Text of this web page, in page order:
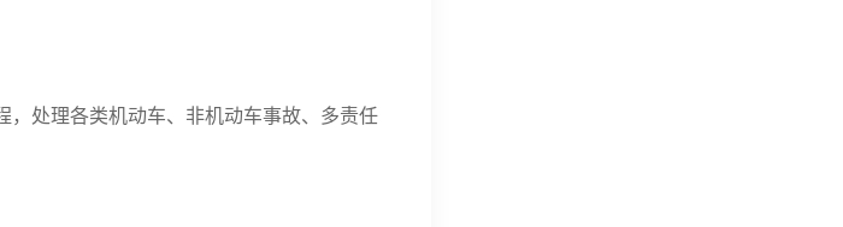
，处理各类机动车、非机动车事故、多责任